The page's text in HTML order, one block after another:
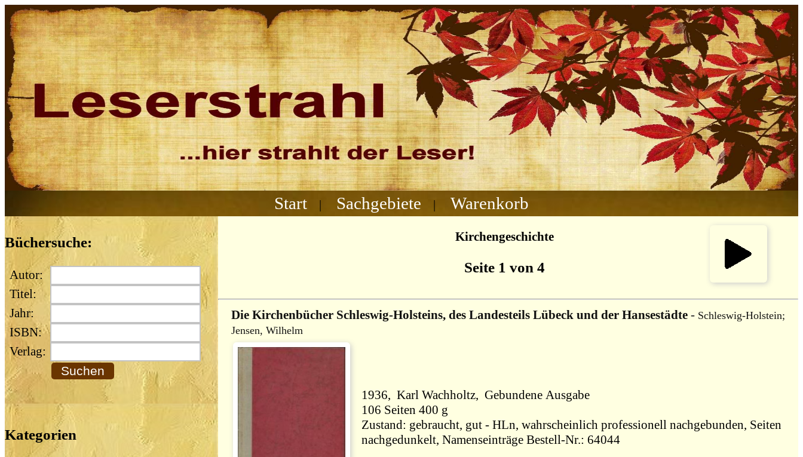
Start | Sachgebiete | Warenkorb
Büchersuche:
Autor:
Titel:
Jahr:
ISBN:
Verlag:
Kategorien
Kirchengeschichte
Seite 1 von 4
Die Kirchenbücher Schleswig-Holsteins, des Landesteils Lübeck und der Hansestädte - Schleswig-Holstein;
Jensen, Wilhelm
1936, Karl Wachholtz, Gebundene Ausgabe
106 Seiten 400 g
Zustand: gebraucht, gut - HLn, wahrscheinlich professionell nachgebunden, Seiten
nachgedunkelt, Namenseinträge Bestell-Nr.: 64044